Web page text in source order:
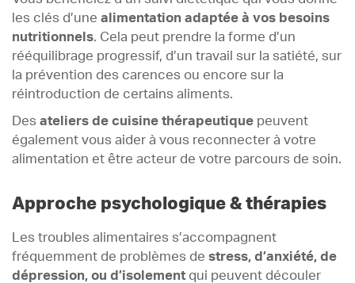
les clés d’une alimentation adaptée à vos besoins
nutritionnels. Cela peut prendre la forme d’un
rééquilibrage progressif, d’un travail sur la satiété, sur
la prévention des carences ou encore sur la
réintroduction de certains aliments.
Des ateliers de cuisine thérapeutique peuvent
également vous aider à vous reconnecter à votre
alimentation et être acteur de votre parcours de soin.
Approche psychologique & thérapies
Les troubles alimentaires s’accompagnent
fréquemment de problèmes de stress, d’anxiété, de
dépression, ou d’isolement qui peuvent découler